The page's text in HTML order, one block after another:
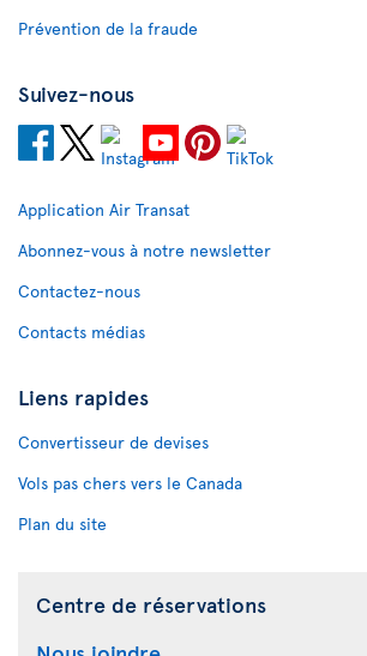
Prévention de la fraude
Suivez-nous
Application Air Transat
Abonnez-vous à notre newsletter
Contactez-nous
Contacts médias
Liens rapides
Convertisseur de devises
Vols pas chers vers le Canada
Plan du site
Centre de réservations